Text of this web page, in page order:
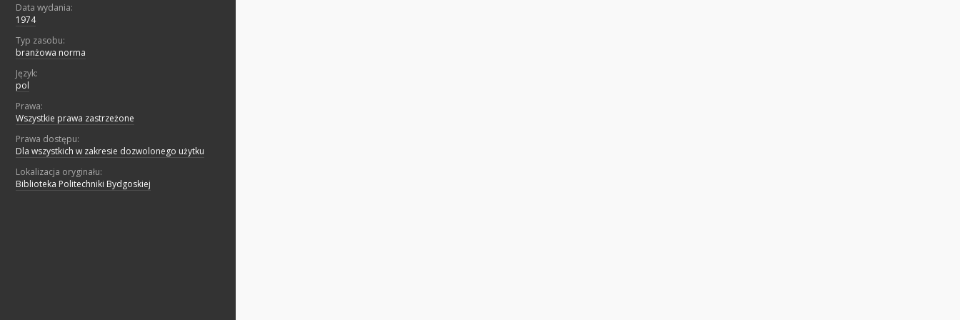
Data wydania:
1974
Typ zasobu:
branżowa norma
Język:
pol
Prawa:
Wszystkie prawa zastrzeżone
Prawa dostępu:
Dla wszystkich w zakresie dozwolonego użytku
Lokalizacja oryginału:
Biblioteka Politechniki Bydgoskiej